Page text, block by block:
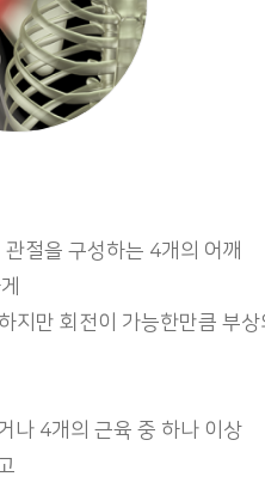
절을 구성하는 4개의 어깨
지만 회전이 가능한만큼 부상
나 4개의 근육 중 하나 이상